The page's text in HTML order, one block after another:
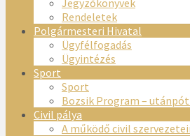
Rendeletek
Polgármesteri Hivatal
Ügyfélfogadás
Ügyintézés
Sport
Sport
Bozsik Program –
Civil pálya
A működő civil